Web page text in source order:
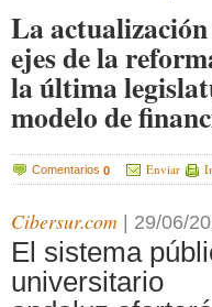
La
ejes de la
la última
modelo de
Comentarios 0 Enviar
Cibersur.com 29/06/
El sistema
universitario